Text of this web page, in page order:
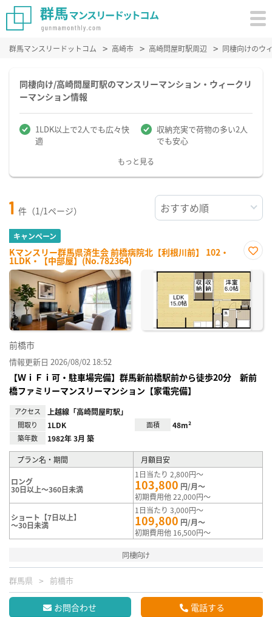
群馬マンスリードットコム 高崎市 高崎問屋町駅周辺 同棲向けのウ
同棲向け/高崎問屋町駅のマンスリーマンション・ウィークリ
ーマンション情報
1LDK以上で2人でも広々快
適
収納充実で荷物の多い2人
でも安心
もっと見る
1 件（1/1ページ）
キャンペーン
Kマンスリー群馬県済生会 前橋病院北【利根川前】 102・
1LDK・【中部屋】(No.782364)
に入
り登
録
前橋市
情報更新日 2026/08/02 18:52
【ＷｉＦｉ可・駐車場完備】群馬新前橋駅前から徒歩20分 新前
橋ファミリーマンスリーマンション【家電完備】
アクセス 上越線「高崎問屋町駅」
間取り 1LDK 面積 48m²
築年数 1982年 3月 築
プラン名・期間 月額目安
ロング
30日以上～360日未満
1日当たり 2,800円～
103,800 円/月～
初期費用他 22,000円～
ショート【7日以上】
～30日未満
1日当たり 3,000円～
109,800 円/月～
初期費用他 16,500円～
同棲向け
群馬県 前橋市
お問合わせ 電話する